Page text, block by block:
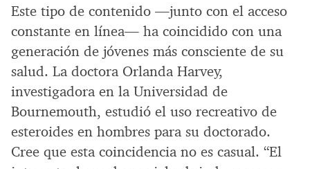
Este tipo de contenido —junto con el acceso
constante en línea— ha coincidido con una
generación de jóvenes más consciente de su
salud. La doctora Orlanda Harvey,
investigadora en la Universidad de
Bournemouth, estudió el uso recreativo de
esteroides en hombres para su doctorado.
Cree que esta coincidencia no es casual. “El